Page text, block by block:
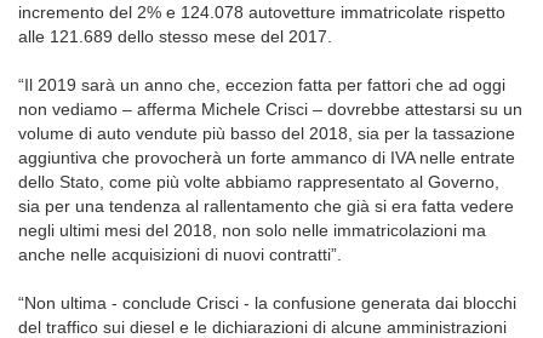
incremento del 2% e 124.078 autovetture immatricolate rispetto
alle 121.689 dello stesso mese del 2017.
“Il 2019 sarà un anno che, eccezion fatta per fattori che ad oggi
non vediamo – afferma Michele Crisci – dovrebbe attestarsi su un
volume di auto vendute più basso del 2018, sia per la tassazione
aggiuntiva che provocherà un forte ammanco di IVA nelle entrate
dello Stato, come più volte abbiamo rappresentato al Governo,
sia per una tendenza al rallentamento che già si era fatta vedere
negli ultimi mesi del 2018, non solo nelle immatricolazioni ma
anche nelle acquisizioni di nuovi contratti”.
“Non ultima - conclude Crisci - la confusione generata dai blocchi
del traffico sui diesel e le dichiarazioni di alcune amministrazioni